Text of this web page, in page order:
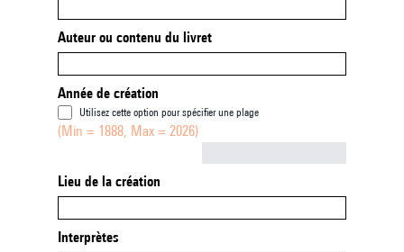
Auteur ou contenu du livret
Année de création
Utilisez cette option pour spécifier une plage
(Min = 1888, Max = 2026)
Lieu de la création
Interprètes